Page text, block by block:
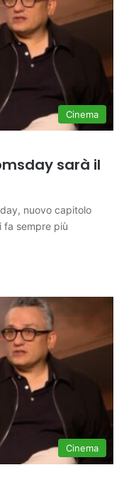
Cinema
sarà il
nuovo capitolo
fa sempre più
Cinema